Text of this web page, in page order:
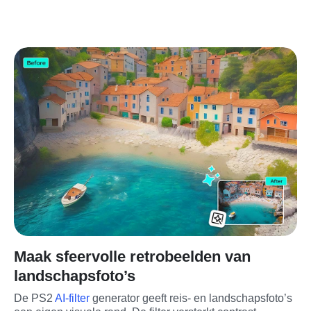
Maak sfeervolle retrobeelden van
landschapsfoto’s
De PS2 AI-filter generator geeft reis- en landschapsfoto’s